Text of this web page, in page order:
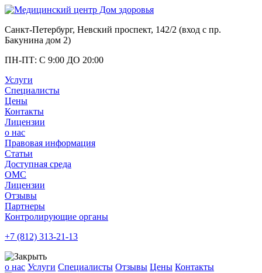
Санкт-Петербург, Невский проспект, 142/2 (вход с пр.
Бакунина дом 2)
ПН-ПТ: С 9:00 ДО 20:00
Услуги
Специалисты
Цены
Контакты
Лицензии
о нас
Правовая информация
Статьи
Доступная среда
ОМС
Лицензии
Отзывы
Партнеры
Контролирующие органы
+7 (812) 313-21-13
о нас Услуги Специалисты Отзывы Цены Контакты